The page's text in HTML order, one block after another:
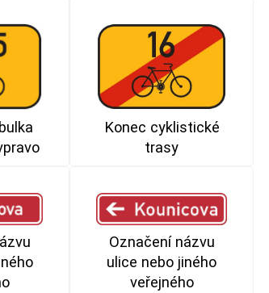
Konec cyklistické
trasy
Označení názvu
ulice nebo jiného
veřejného